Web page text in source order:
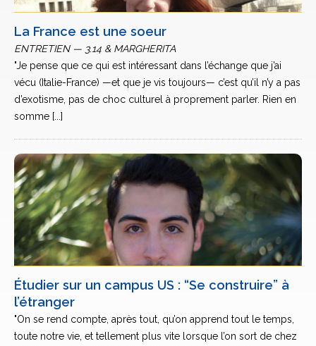
La France est une soeur
ENTRETIEN — 3.14 & MARGHERITA
"Je pense que ce qui est intéressant dans l’échange que j’ai
vécu (Italie-France) —et que je vis toujours— c’est qu’il n’y a pas
d’exotisme, pas de choc culturel à proprement parler. Rien en
somme [...]
Étudier sur un campus US : “Se construire” à
l’étranger
"On se rend compte, après tout, qu’on apprend tout le temps,
toute notre vie, et tellement plus vite lorsque l’on sort de chez